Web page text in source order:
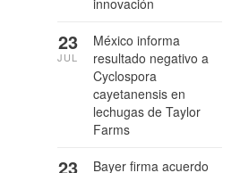
innovación
México informa
resultado negativo a
Cyclospora
cayetanensis en
lechugas de Taylor
Farms
23
JUL
Bayer firma acuerdo
23